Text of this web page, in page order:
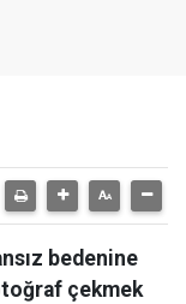
bedenine
çekmek